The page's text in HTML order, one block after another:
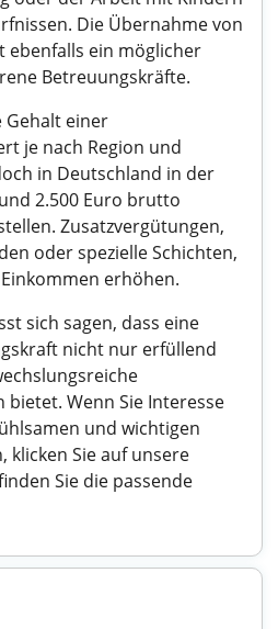
Die Übernahme von
ebenfalls ein möglicher
Betreuungskräfte.
einer
je nach Region und
in Deutschland in der
2.500 Euro brutto
Zusatzvergütungen,
oder spezielle Schichten,
erhöhen.
sich sagen, dass eine
nicht nur erfüllend
Wenn Sie Interesse
und wichtigen
klicken Sie auf unsere
Sie die passende